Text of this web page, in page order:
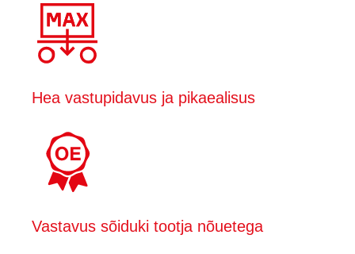
Hea vastupidavus ja pikaealisus
Vastavus sõiduki tootja nõuetega